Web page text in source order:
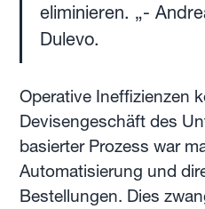
eliminieren. „-
Dulevo.
Operative Ineffizienzen
Devisengeschäft des
basierter Prozess war
Automatisierung und
Bestellungen. Dies